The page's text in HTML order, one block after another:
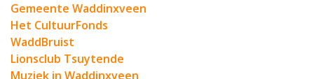
Gemeente Waddinxveen
Het CultuurFonds
WaddBruist
Lionsclub Tsuytende
Muziek in Waddinxveen